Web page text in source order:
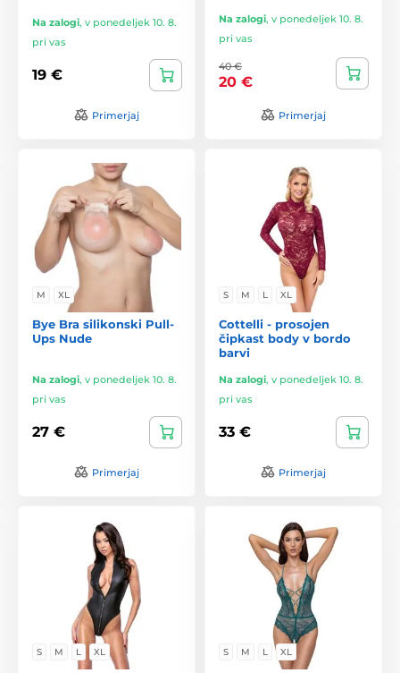
Na zalogi, v ponedeljek 10. 8.
pri vas
19 €
Primerjaj
Na zalogi, v ponedeljek 10. 8.
pri vas
40 €
20 €
Primerjaj
M XL
Bye Bra silikonski Pull-
Ups Nude
Na zalogi, v ponedeljek 10. 8.
pri vas
27 €
Primerjaj
S M L XL
Cottelli - prosojen
čipkast body v bordo
barvi
Na zalogi, v ponedeljek 10. 8.
pri vas
33 €
Primerjaj
S M L XL S M L XL